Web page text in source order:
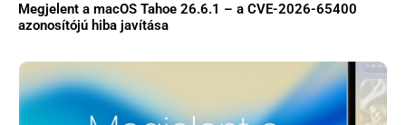
Megjelent a macOS Tahoe 26.6.1 – a CVE-2026-65400
azonosítójú hiba javítása